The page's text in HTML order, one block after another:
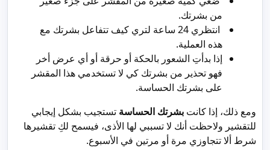
من بشرتك.
انتظري 24 ساعة لتري كيف تتفاعل بشرتك مع
هذه العملية.
إذا بدأتِ الشعور بالحكة أو حرقة أو أي عرض أخر
فهو تحذير من بشرتك كي لا تستخدمي هذا المقشر
على بشرتك الحساسة.
ومع ذلك، إذا كانت بشرتك الحساسة تستجيب بشكل إيجابي
للتقشير ولاحظت أنك لا تسببي لها الأذى، فيسمح لكِ تقشيرها
شرط ألا تتجاوزي مرة أو مرتين في الأسبوع.